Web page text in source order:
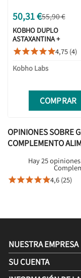
50,31 €55,90 €
KOBHO DUPLO
ASTAXANTINA +
COQ10 60 +60
CÁPSULAS
4,75 (4)
Kobho Labs
COMPRAR
OPINIONES SOBRE
COMPLEMENTO
Hay 25
4,6 (25)
NUESTRA EMPRESA
SU CUENTA